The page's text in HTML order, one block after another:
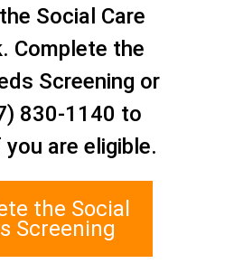
Social Care
Complete the
Screening or
830-1140 to
are eligible.
the Social
Screening